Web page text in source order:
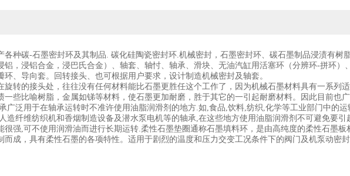
各种碳-石墨密封环及其制品. 碳化硅陶瓷密封环.机械密封，石墨密封环、碳石墨制品浸渍有树
铝，浸铝合金，浸巴氏合金）、轴套、轴忖、轴承、滑块、无油汽缸用活塞环（分辨环-拼环）
环、导向套。回转接头、也可根据用户要求，设计制造机械密封及轴套。
旋转的接头处，往往没有任何材料能比石墨更胜任这个工作了，因为机械石墨材料具有一系列
一些比喻树脂，金属如锑等材料，使石墨更加耐磨，胜于其它的一引起耐磨材料。因此目前也
广泛用于在轴承运转时不准许使用油脂润滑剂的地方.如,食品,饮料,纺织,化学等工业部门中的
造纤维纺织机和香烟制造设备及潜水泵电机等的轴承,在这些地方使用油脂润滑剂不可避免要
很强,可不使用润滑油而进行长期运转.柔性石墨垫圈通称石墨填料环，是由高纯度的柔性石墨板
而成，具有柔性石墨的各项特性。适用于剧烈的温度和压力交变工况条件下的阀门及机泵动密